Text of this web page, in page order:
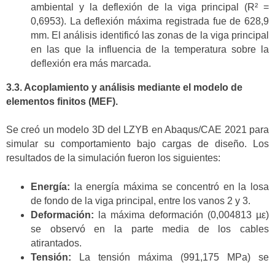
ambiental y la deflexión de la viga principal (R² =
0,6953). La deflexión máxima registrada fue de 628,9
mm. El análisis identificó las zonas de la viga principal
en las que la influencia de la temperatura sobre la
deflexión era más marcada.
3.3. Acoplamiento y análisis mediante el modelo de
elementos finitos (MEF).
Se creó un modelo 3D del LZYB en Abaqus/CAE 2021 para
simular su comportamiento bajo cargas de diseño. Los
resultados de la simulación fueron los siguientes:
Energía: la energía máxima se concentró en la losa
de fondo de la viga principal, entre los vanos 2 y 3.
Deformación: la máxima deformación (0,004813 µε)
se observó en la parte media de los cables
atirantados.
Tensión: La tensión máxima (991,175 MPa) se